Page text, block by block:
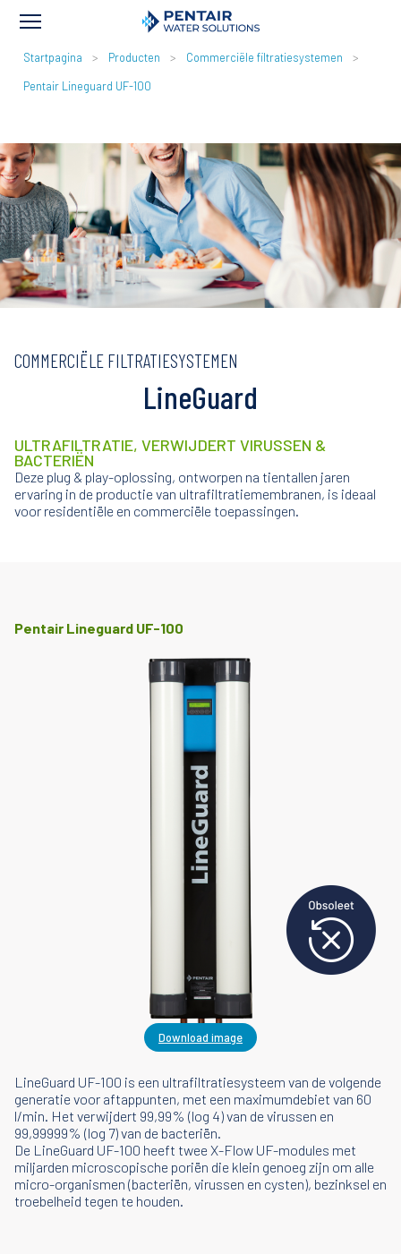
KRUIMELPAD
Startpagina Producten
Commerciële filtratiesystemen
Pentair Lineguard UF-100
COMMERCIËLE FILTRATIESYSTEMEN
LineGuard
ULTRAFILTRATIE, VERWIJDERT VIRUSSEN &
BACTERIËN
Deze plug & play-oplossing, ontworpen na tientallen jaren
ervaring in de productie van ultrafiltratiemembranen, is ideaal
voor residentiële en commerciële toepassingen.
Pentair Lineguard UF-100
Download image
LineGuard UF-100 is een ultrafiltratiesysteem van de volgende
generatie voor aftappunten, met een maximumdebiet van 60
l/min. Het verwijdert 99,99% (log 4) van de virussen en
99,99999% (log 7) van de bacteriën.
De LineGuard UF-100 heeft twee X-Flow UF-modules met
miljarden microscopische poriën die klein genoeg zijn om alle
micro-organismen (bacteriën, virussen en cysten), bezinksel en
troebelheid tegen te houden.